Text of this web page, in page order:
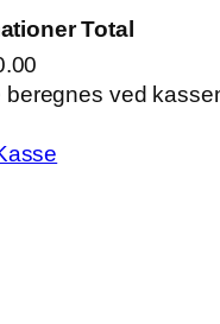
Total
beregnes ved